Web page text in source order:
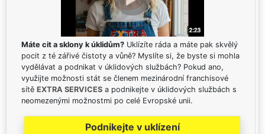
Máte cit a sklony k úklidům? Uklízíte ráda a máte pak skvělý
pocit z té zářivé čistoty a vůně? Myslíte si, že byste si mohla
vydělávat a podnikat v úklidových službách? Pokud ano,
využijte možnosti stát se členem mezinárodní franchisové
sítě EXTRA SERVICES a podnikejte v úklidových službách s
neomezenými možnostmi po celé Evropské unii.
Podnikejte v uklízení